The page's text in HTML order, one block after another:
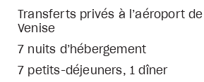
Transferts privés à l’aéroport
Venise
7 nuits d’hébergement
7 petits-déjeuners, 1 dîner